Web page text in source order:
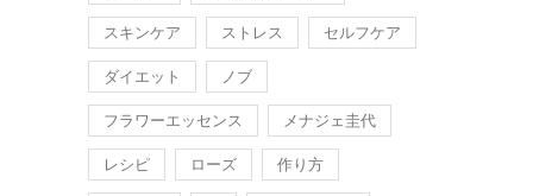
スキンケア ストレス セルフケア
ダイエット ノブ
フラワーエッセンス メナジェ圭代
レシピ ローズ 作り方